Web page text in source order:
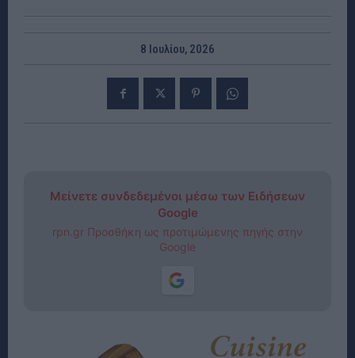
8 Ιουλίου, 2026
Μείνετε συνδεδεμένοι μέσω των Ειδήσεων
Google
rpn.gr Προσθήκη ως προτιμώμενης πηγής στην
Google